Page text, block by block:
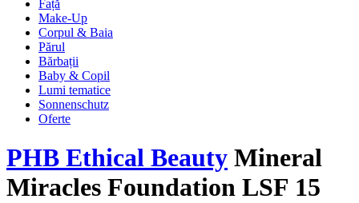
Față
Make-Up
Corpul & Baia
Părul
Bărbații
Baby & Copil
Lumi tematice
Sonnenschutz
Oferte
PHB Ethical Beauty Mineral
Miracles Foundation LSF 15